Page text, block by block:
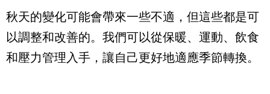
秋天的變化可能會帶來一些不適，但這些都是可
以調整和改善的。我們可以從保暖、運動、飲食
和壓力管理入手，讓自己更好地適應季節轉換。